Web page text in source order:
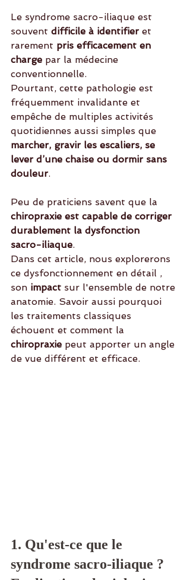
Le syndrome sacro-iliaque est
souvent difficile à identifier et
rarement pris efficacement en
charge par la médecine
conventionnelle.
Pourtant, cette pathologie est
fréquemment invalidante et
empêche de multiples activités
quotidiennes aussi simples que
marcher, gravir les escaliers, se
lever d’une chaise ou dormir sans
douleur.
Peu de praticiens savent que la
chiropraxie est capable de corriger
durablement la dysfonction
sacro-iliaque.
Dans cet article, nous explorerons
ce dysfonctionnement en détail ,
son impact sur l'ensemble de notre
anatomie. Savoir aussi pourquoi
les traitements classiques
échouent et comment la
chiropraxie peut apporter un angle
de vue différent et efficace.
1. Qu'est-ce que le
syndrome sacro-iliaque ?